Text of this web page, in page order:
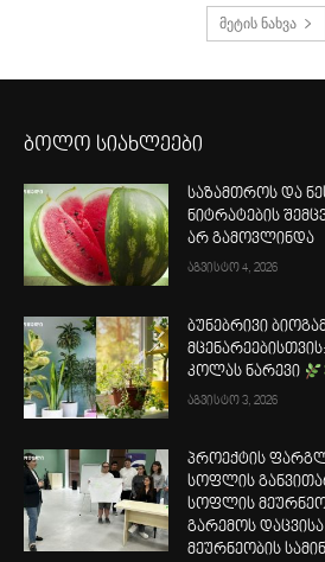
მეტის ნახვა
ბოლო სიახლეები
საზამთროს და
ნიტრატების
არ გამოვლინდა
აგვისტო 4, 2026
ბუნებრივი
კოლას ნარევი
აგვისტო 3, 2026
პროექტის
სოფლის
სოფლის
გარემოს
მეურნეობის